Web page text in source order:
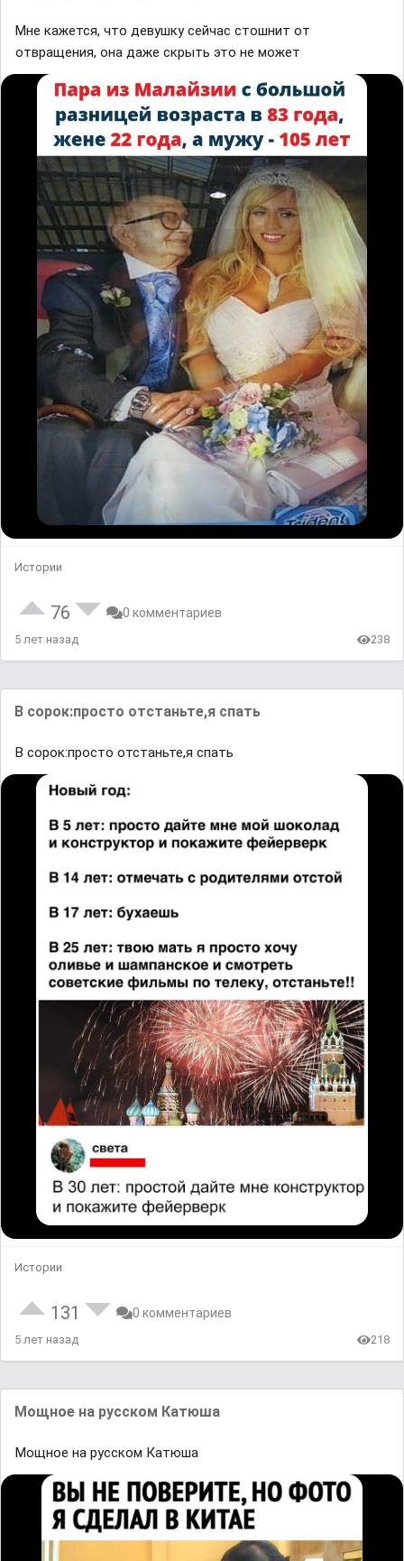
Мне кажется, что девушку сейчас стошнит от
отвращения, она даже скрыть это не может
Истории
76 0 комментариев
5 лет назад 238
В сорок:просто отстаньте,я спать
В сорок:просто отстаньте,я спать
Истории
131 0 комментариев
5 лет назад 218
Мощное на русском Катюша
Мощное на русском Катюша